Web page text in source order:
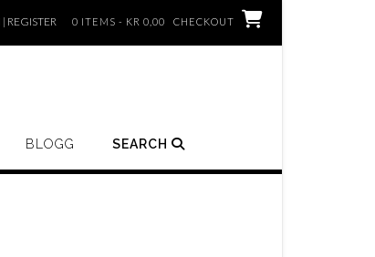
REGISTER 0 ITEMS - KR 0,00 CHECKOUT
BLOGG SEARCH